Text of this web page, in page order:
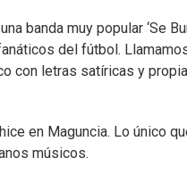
banda muy popular ‘Se
del fútbol.
con letras satíricas y
en Maguncia. Lo único
músicos.